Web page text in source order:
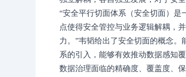
“安全平行切面体系（安全切面）是
点使得安全管控与业务逻辑解耦，
力。”韦韬给出了安全切面的概念
系的引入，能够有效推动数据感知
数据治理面临的精确度、覆盖度、